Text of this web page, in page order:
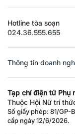
Hotline tòa soạn
024.36.555.655
Thông tin doanh
Tạp chí điện tử Phụ
Thuộc Hội Nữ trí
Số giấy phép: 81/GP-
cấp ngày 12/6/2026.